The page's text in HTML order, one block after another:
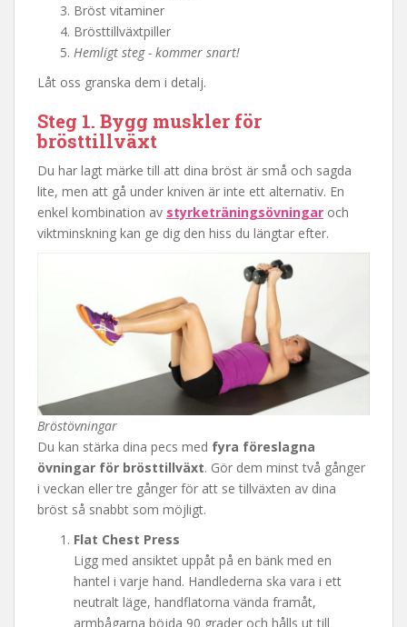
Bröst vitaminer
Brösttillväxtpiller
Hemligt steg - kommer snart!
Låt oss granska dem i detalj.
Steg 1. Bygg muskler för
brösttillväxt
Du har lagt märke till att dina bröst är små och sagda
lite, men att gå under kniven är inte ett alternativ. En
enkel kombination av styrketräningsövningar och
viktminskning kan ge dig den hiss du längtar efter.
Bröstövningar
Du kan stärka dina pecs med fyra föreslagna
övningar för brösttillväxt. Gör dem minst två gånger
i veckan eller tre gånger för att se tillväxten av dina
bröst så snabbt som möjligt.
Flat Chest Press
Ligg med ansiktet uppåt på en bänk med en
hantel i varje hand. Handlederna ska vara i ett
neutralt läge, handflatorna vända framåt,
armbågarna böjda 90 grader och hålls ut till